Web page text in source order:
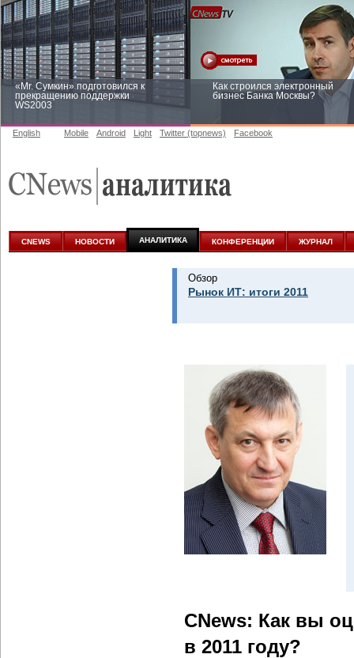
«Mr. Сумкин» подготовился к
прекращению поддержки
WS2003
Как строился электронный
бизнес Банка Москвы?
аналитике
English Mobile Android Light Twitter (topnews) Facebook
CNEWS НОВОСТИ АНАЛИТИКА КОНФЕРЕНЦИИ ЖУРНАЛ
Обзор
Рынок ИТ: итоги 2011
CNews: Как вы
в 2011 году?